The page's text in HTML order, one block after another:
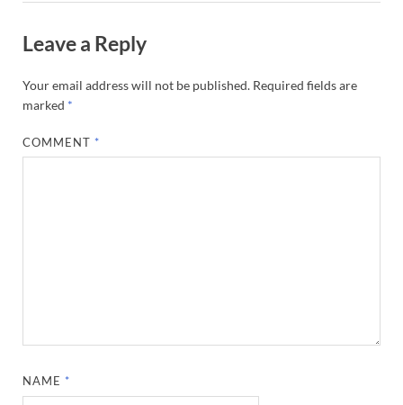
Leave a Reply
Your email address will not be published. Required fields are
marked *
COMMENT *
NAME *